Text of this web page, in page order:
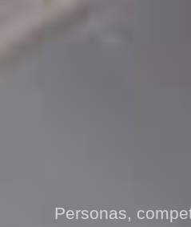
Personas,